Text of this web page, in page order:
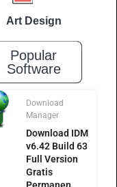
Art Design
Popular
Software
Download
Manager
Download IDM
v6.42 Build 63
Full Version
Gratis